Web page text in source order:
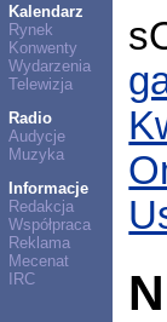
Kalendarz
Rynek
Konwenty
Wydarzenia
Telewizja
Radio
Audycje
Muzyka
Informacje
Redakcja
Współpraca
Reklama
Mecenat
IRC